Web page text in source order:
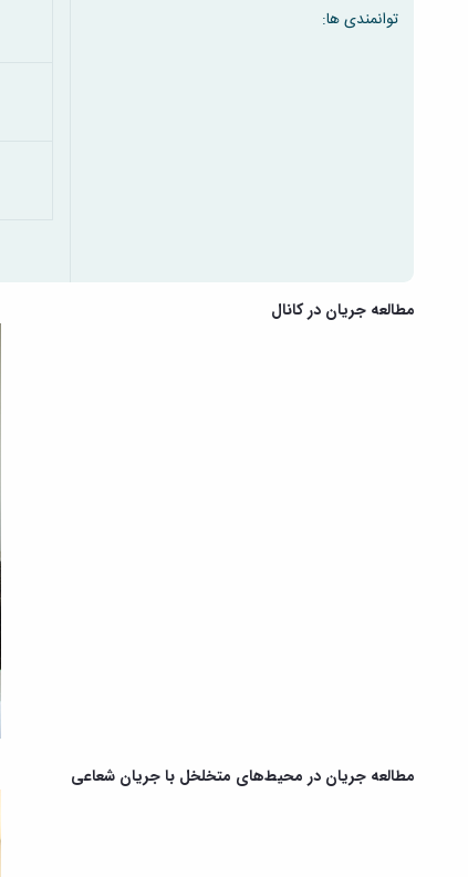
توانمندی ها:
مطالعه جریان در کانال
مطالعه جریان در محیط‌های متخلخل با جریان شعاعی